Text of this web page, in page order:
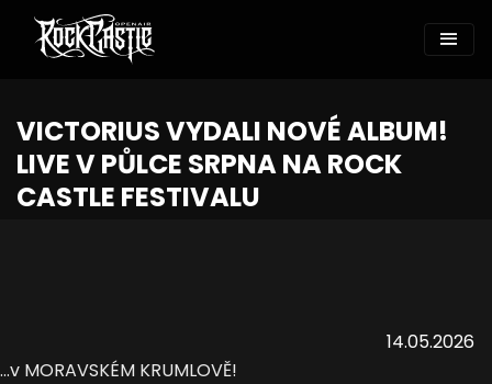
VICTORIUS VYDALI NOVÉ ALBUM!
LIVE V PŮLCE SRPNA NA ROCK
CASTLE FESTIVALU
14.05.2026
...v MORAVSKÉM KRUMLOVĚ!